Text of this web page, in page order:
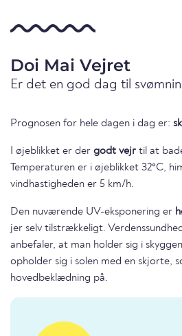
Doi Mai Vejret
Er det en god dag til
Prognosen for hele dagen i dag er:
I øjeblikket er der godt vejr til at
Temperaturen er i øjeblikket 32°C,
vindhastigheden er 5 km/h.
Den nuværende UV-eksponering er
jer selv tilstrækkeligt.
anbefaler, at man holder sig i
opholder sig i solen med en skjorte,
hovedbeklædning på.